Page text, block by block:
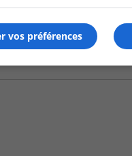
vos préférences